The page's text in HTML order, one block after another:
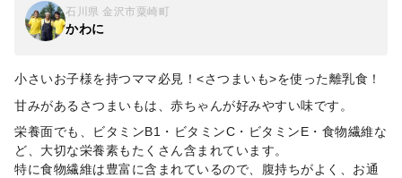
石川県 金沢市粟崎町
かわに
小さいお子様を持つママ必見！<さつまいも>を使った離乳食！
甘みがあるさつまいもは、赤ちゃんが好みやすい味です。
栄養面でも、ビタミンB1・ビタミンC・ビタミンE・食物繊維な
ど、大切な栄養素もたくさん含まれています。
特に食物繊維は豊富に含まれているので、腹持ちがよく、お通